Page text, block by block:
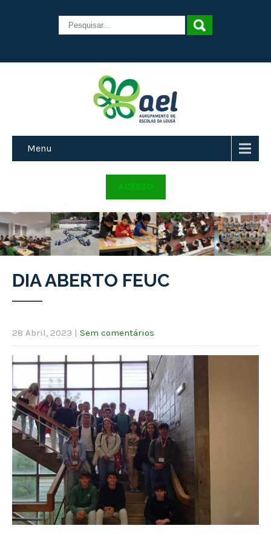
Menu
ACESSO
DIA ABERTO FEUC
28 Abril, 2023 | Sem comentários